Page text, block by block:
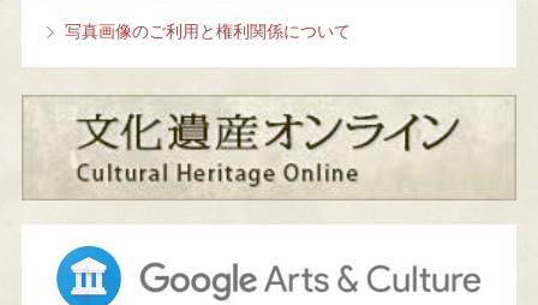
写真画像のご利用と権利関係について